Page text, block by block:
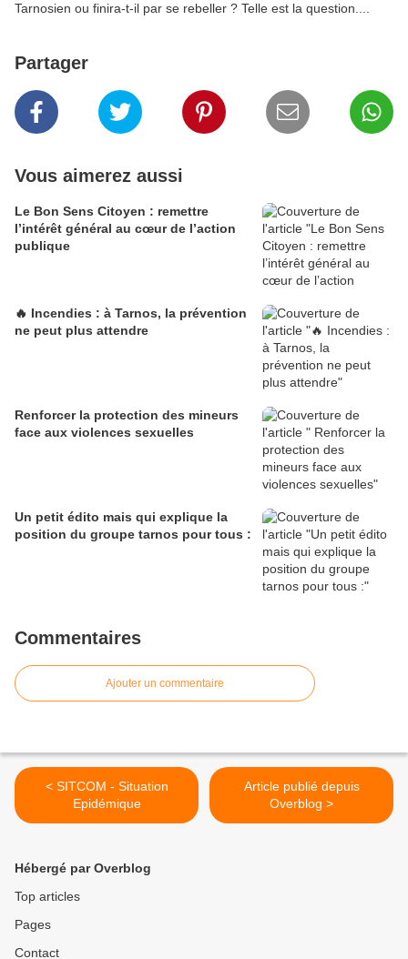
Tarnosien ou finira-t-il par se rebeller ? Telle est la question....
Partager
Vous aimerez aussi
Le Bon Sens Citoyen : remettre
l’intérêt général au cœur de l’action
publique
🔥 Incendies : à Tarnos, la prévention
ne peut plus attendre
Renforcer la protection des mineurs
face aux violences sexuelles
Un petit édito mais qui explique la
position du groupe tarnos pour tous :
Commentaires
Ajouter un commentaire
< SITCOM - Situation
Epidémique
Article publié depuis
Overblog >
Hébergé par Overblog
Top articles
Pages
Contact